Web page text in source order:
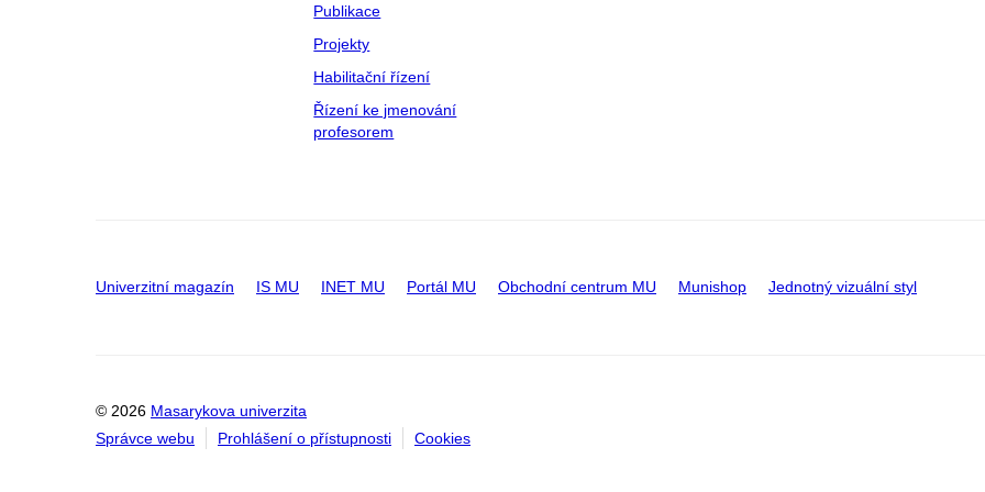
Publikace
Projekty
Habilitační řízení
Řízení ke jmenování
profesorem
Univerzitní magazín IS MU INET MU Portál MU Obchodní centrum MU Munishop Jednotný vizuální styl
© 2026 Masarykova univerzita
Správce webu
Prohlášení o přístupnosti Cookies